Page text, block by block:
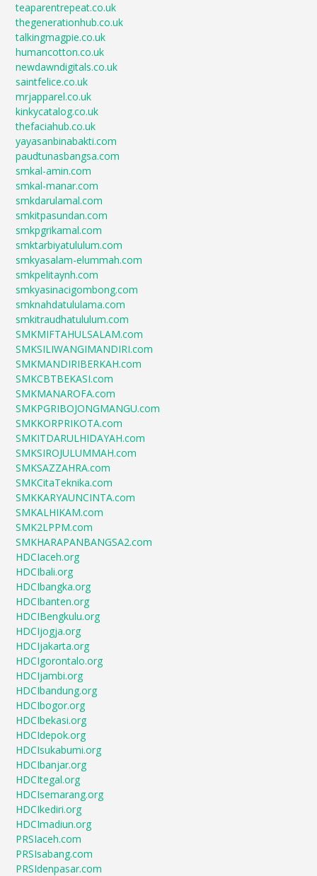
teaparentrepeat.co.uk
thegenerationhub.co.uk
talkingmagpie.co.uk
humancotton.co.uk
newdawndigitals.co.uk
saintfelice.co.uk
mrjapparel.co.uk
kinkycatalog.co.uk
thefaciahub.co.uk
yayasanbinabakti.com
paudtunasbangsa.com
smkal-amin.com
smkal-manar.com
smkdarulamal.com
smkitpasundan.com
smkpgrikamal.com
smktarbiyatululum.com
smkyasalam-elummah.com
smkpelitaynh.com
smkyasinacigombong.com
smknahdatululama.com
smkitraudhatululum.com
SMKMIFTAHULSALAM.com
SMKSILIWANGIMANDIRI.com
SMKMANDIRIBERKAH.com
SMKCBTBEKASI.com
SMKMANAROFA.com
SMKPGRIBOJONGMANGU.com
SMKKORPRIKOTA.com
SMKITDARULHIDAYAH.com
SMKSIROJULUMMAH.com
SMKSAZZAHRA.com
SMKCitaTeknika.com
SMKKARYAUNCINTA.com
SMKALHIKAM.com
SMK2LPPM.com
SMKHARAPANBANGSA2.com
HDCIaceh.org
HDCIbali.org
HDCIbangka.org
HDCIbanten.org
HDCIBengkulu.org
HDCIjogja.org
HDCIjakarta.org
HDCIgorontalo.org
HDCIjambi.org
HDCIbandung.org
HDCIbogor.org
HDCIbekasi.org
HDCIdepok.org
HDCIsukabumi.org
HDCIbanjar.org
HDCItegal.org
HDCIsemarang.org
HDCIkediri.org
HDCImadiun.org
PRSIaceh.com
PRSIsabang.com
PRSIdenpasar.com